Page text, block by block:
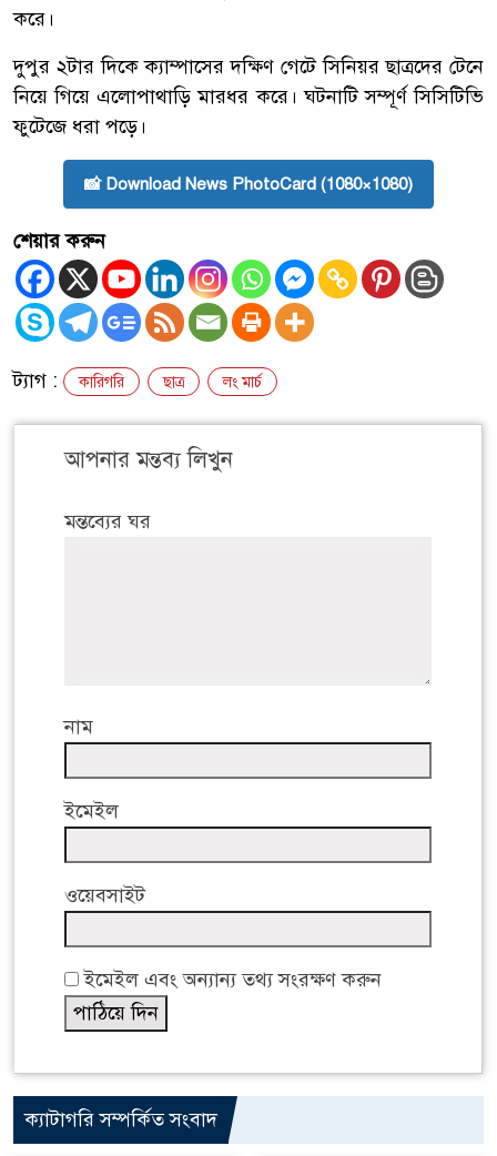
করে।
দুপুর ২টার দিকে ক্যাম্পাসের দক্ষিণ গেটে সিনিয়র ছাত্রদের টেনে
নিয়ে গিয়ে এলোপাথাড়ি মারধর করে। ঘটনাটি সম্পূর্ণ সিসিটিভি
ফুটেজে ধরা পড়ে।
📸 Download News PhotoCard (1080×1080)
শেয়ার করুন
ট্যাগ : কারিগরি ছাত্র লং মার্চ
আপনার মন্তব্য লিখুন
মন্তব্যের ঘর
নাম
ইমেইল
ওয়েবসাইট
ইমেইল এবং অন্যান্য তথ্য সংরক্ষণ করুন
ক্যাটাগরি সম্পর্কিত সংবাদ